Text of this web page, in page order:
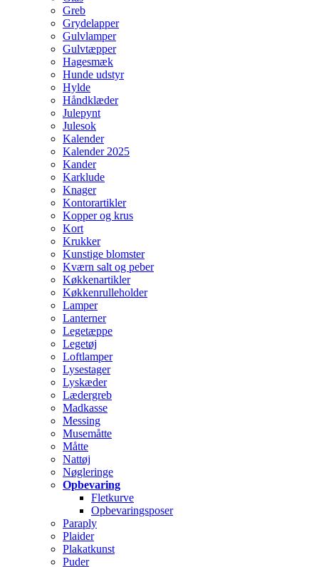
Greb
Grydelapper
Gulvlamper
Gulvtæpper
Hagesmæk
Hunde udstyr
Hylde
Håndklæder
Julepynt
Julesok
Kalender
Kalender 2025
Kander
Karklude
Knager
Kontorartikler
Kopper og krus
Kort
Krukker
Kunstige blomster
Kværn salt og peber
Køkkenartikler
Køkkenrulleholder
Lamper
Lanterner
Legetæppe
Legetøj
Loftlamper
Lysestager
Lyskæder
Lædergreb
Madkasse
Messing
Musemåtte
Måtte
Nattøj
Nøgleringe
Opbevaring
Fletkurve
Opbevaringsposer
Paraply
Plaider
Plakatkunst
Puder